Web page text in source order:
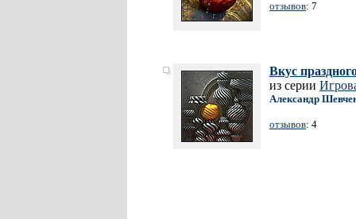
отзывов: 7
Вкус
из серии
Александр
отзывов: 4